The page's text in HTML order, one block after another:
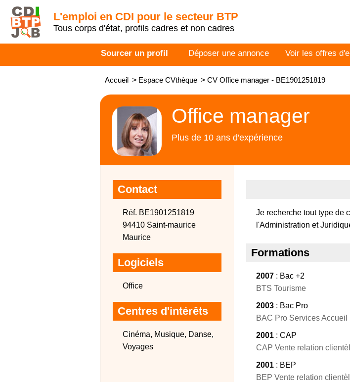
L'emploi en CDI pour le secteur BTP
Tous corps d'état, profils cadres et non cadres
Sourcer un profil Déposer une annonce Voir les offres
Accueil > Espace CVthèque > CV Office manager - BE1901251819
Office manager
Plus de 10 ans d'expérience
Contact
Réf. BE1901251819
94410 Saint-maurice
Maurice
Logiciels
Office
Centres d'intérêts
Cinéma, Musique, Danse,
Voyages
Je recherche tout type de
l'Administration et
Formations
2007 : Bac +2
BTS Tourisme
2003 : Bac Pro
BAC Pro Services Accueil
2001 : CAP
CAP Vente relation
2001 : BEP
BEP Vente relation